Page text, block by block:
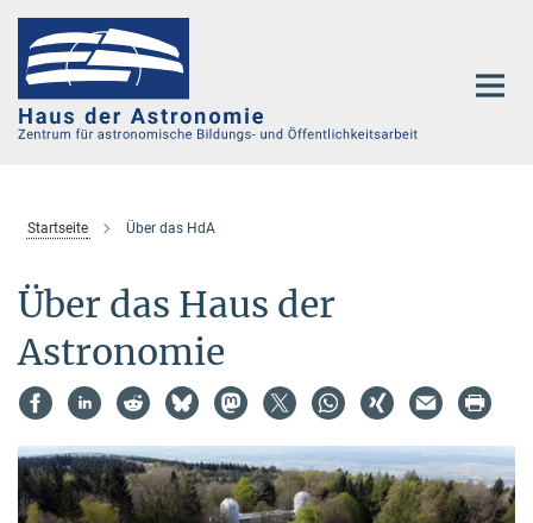
Hauptinhalt
Startseite Über das HdA
Über das Haus der
Astronomie